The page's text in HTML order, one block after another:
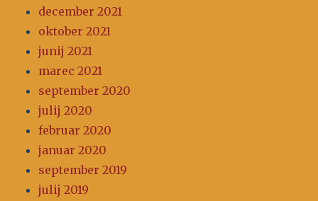
december 2021
oktober 2021
junij 2021
marec 2021
september 2020
julij 2020
februar 2020
januar 2020
september 2019
julij 2019